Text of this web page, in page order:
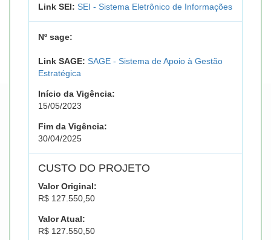
Link SEI: SEI - Sistema Eletrônico de Informações
Nº sage:
Link SAGE: SAGE - Sistema de Apoio à Gestão
Estratégica
Início da Vigência:
15/05/2023
Fim da Vigência:
30/04/2025
CUSTO DO PROJETO
Valor Original:
R$ 127.550,50
Valor Atual:
R$ 127.550,50